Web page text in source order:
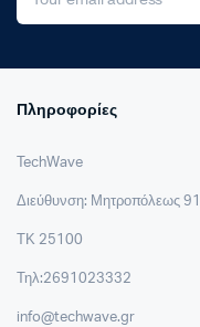
Πληροφορίες
TechWave
Διεύθυνση: Μητροπόλεως 91
ΤΚ 25100
Τηλ:2691023332
info@techwave.gr